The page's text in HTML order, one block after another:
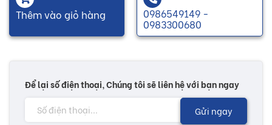
Thêm vào giỏ hàng 0986549149 -
0983300680
Để lại số điện thoại, Chúng tôi sẽ liên hệ với bạn ngay
Gửi ngay